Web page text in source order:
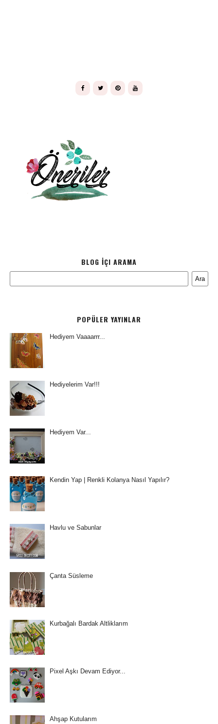
BLOG İÇI ARAMA
POPÜLER YAYINLAR
Hediyem Vaaaarrr...
Hediyelerim Var!!!
Hediyem Var...
Kendin Yap | Renkli Kolanya Nasıl Yapılır?
Havlu ve Sabunlar
Çanta Süsleme
Kurbağalı Bardak Altliklarım
Pixel Aşkı Devam Ediyor...
Ahşap Kutularım